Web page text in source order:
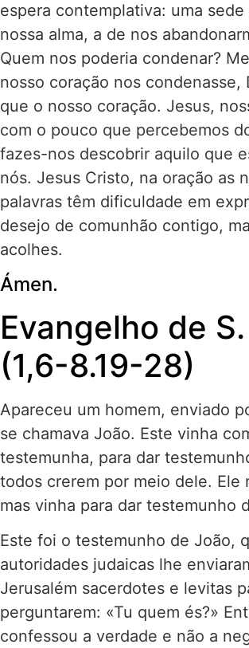
espera contemplativa: uma sede
nossa alma, a de nos
Quem nos poderia condenar?
nosso coração nos condenasse,
que o nosso coração. Jesus,
com o pouco que percebemos
fazes-nos descobrir aquilo que
nós. Jesus Cristo, na oração as
palavras têm dificuldade em
desejo de comunhão contigo,
acolhes.
Ámen.
Evangelho de
(1,6-8.19-28)
Apareceu um homem, enviado
se chamava João. Este vinha
testemunha, para dar
todos crerem por meio dele. Ele
mas vinha para dar testemunho
Este foi o testemunho de João,
autoridades judaicas lhe
Jerusalém sacerdotes e levitas
perguntarem: «Tu quem és?»
confessou a verdade e não a